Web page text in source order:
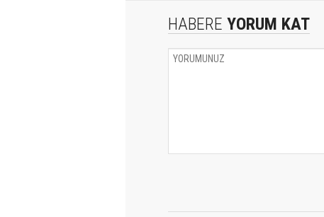
HABERE YORUM KAT